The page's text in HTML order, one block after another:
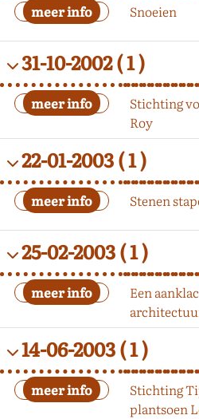
Snoeien
31-10-2002( 1 )
Stichting
Roy
22-01-2003( 1 )
Stenen
25-02-2003( 1 )
Een
14-06-2003( 1 )
Stichting
plantsoen